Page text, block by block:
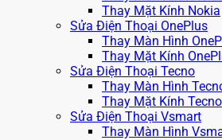
Thay Mặt Kính Nokia
Sửa Điện Thoại OnePlus
Thay Màn Hình
Thay Mặt Kính
Sửa Điện Thoại Tecno
Thay Màn Hình
Thay Mặt Kính Tecno
Sửa Điện Thoại Vsmart
Thay Màn Hình